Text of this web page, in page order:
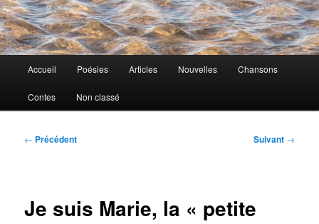
principal
Accueil Poésies Articles Nouvelles Chansons
Contes Non classé
Navigation
← Précédent Suivant →
Je suis Marie, la « petite